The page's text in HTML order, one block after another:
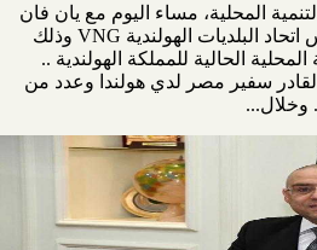
المحلية، مساء اليوم مع يان فان
زانن، رئيس بلدية لاهاي ورئيس اتحاد البلديات الهولندية VNG وذلك
الحالية للمملكة الهولندية ..
سفير مصر لدي هولندا وعدد من
. وخلال...